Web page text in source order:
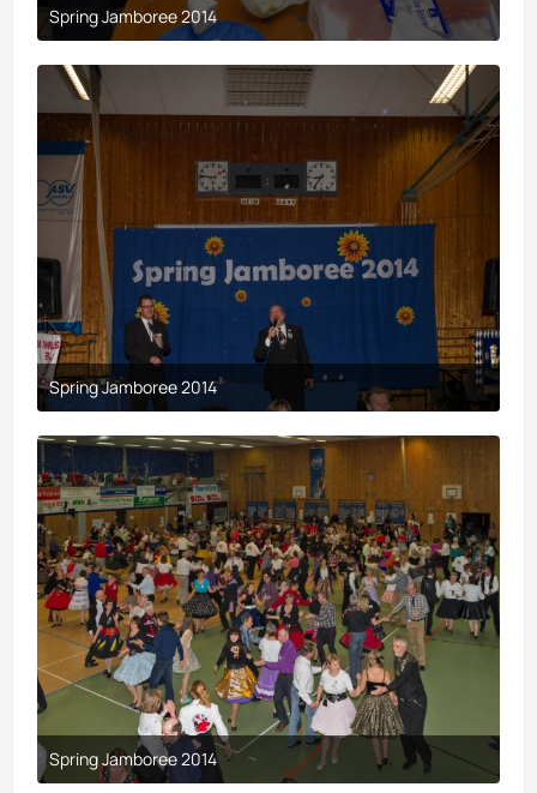
Spring Jamboree 2014
9. April 2017 um 19:44
Spring Jamboree 2014
9. April 2017 um 19:44
Spring Jamboree 2014
9. April 2017 um 19:44